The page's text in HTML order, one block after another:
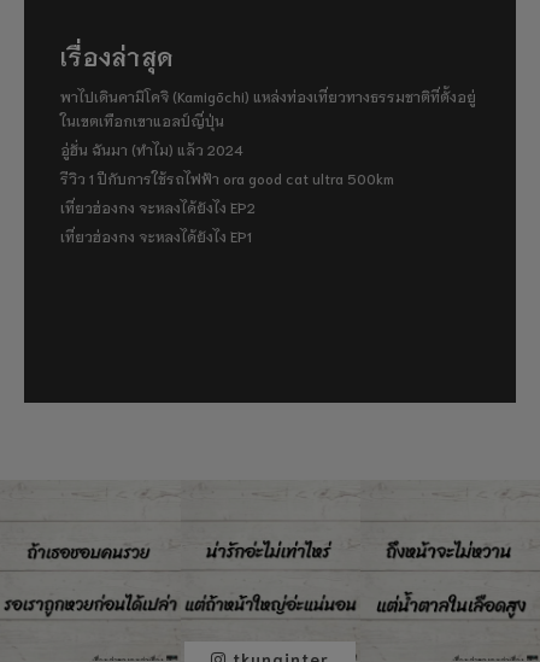
เรื่องล่าสุด
พาไปเดินคามิโคจิ (Kamigōchi) แหล่งท่องเที่ยวทางธรรมชาติที่ตั้งอยู่
ในเขตเทือกเขาแอลป์ญี่ปุ่น
อู่ฮั่น ฉันมา (ทำไม) แล้ว 2024
รีวิว 1 ปีกับการใช้รถไฟฟ้า ora good cat ultra 500km
เที่ยวฮ่องกง จะหลงได้ยังไง EP2
เที่ยวฮ่องกง จะหลงได้ยังไง EP1